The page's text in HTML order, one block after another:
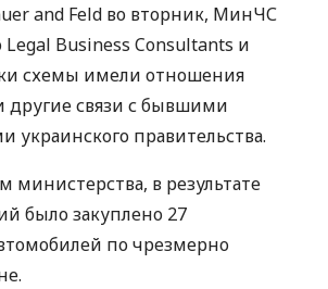
and Feld во вторник, МинЧС
Legal Business Consultants и
схемы имели отношения
другие связи с бывшими
украинского правительства.
министерства, в результате
было закуплено 27
по чрезмерно